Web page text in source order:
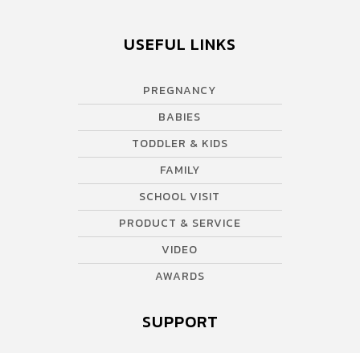
USEFUL LINKS
PREGNANCY
BABIES
TODDLER & KIDS
FAMILY
SCHOOL VISIT
PRODUCT & SERVICE
VIDEO
AWARDS
SUPPORT